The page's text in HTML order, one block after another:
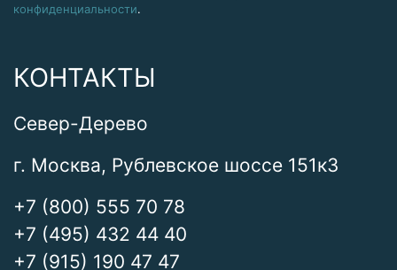
конфиденциальности.
КОНТАКТЫ
Север-Дерево
г. Москва, Рублевское шоссе 151к3
+7 (800) 555 70 78
+7 (495) 432 44 40
+7 (915) 190 47 47